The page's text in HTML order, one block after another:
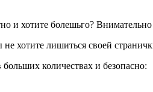
и хотите болешьго?
хотите лишиться своей
количествах и безопасно: